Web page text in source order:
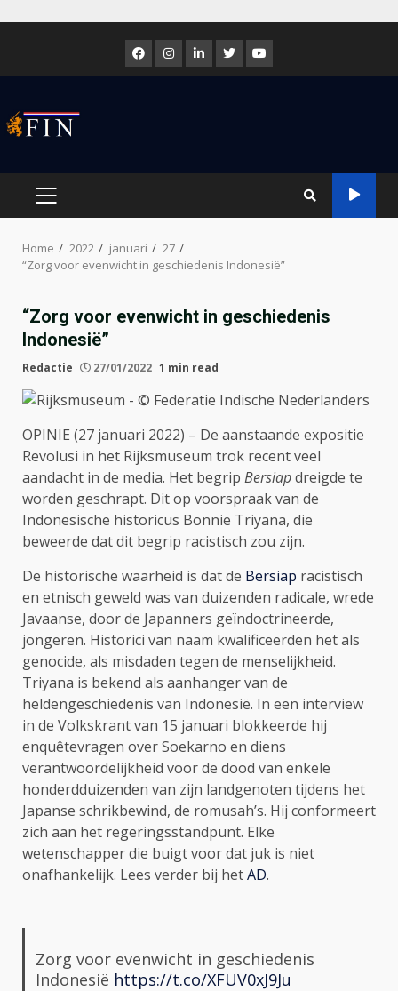
content
FacebookInstagram
LinkedInTwitterYoutube
PRIMARY
Home 2022 januari
27
“Zorg voor evenwicht in geschiedenis Indonesië”
“Zorg voor evenwicht in geschiedenis
Indonesië”
Redactie 27/01/2022 1 min read
OPINIE (27 januari 2022) – De aanstaande expositie
Revolusi in het Rijksmuseum trok recent veel
aandacht in de media. Het begrip Bersiapdreigde te
worden geschrapt. Dit op voorspraak van de
Indonesische historicus Bonnie Triyana, die
beweerde dat dit begrip racistisch zou zijn.
De historische waarheid is dat de Bersiap racistisch
en etnisch geweld was van duizenden radicale, wrede
Javaanse, door de Japanners geïndoctrineerde,
jongeren. Historici van naam kwalificeerden het als
genocide, als misdaden tegen de menselijkheid.
Triyana is bekend als aanhanger van de
heldengeschiedenis van Indonesië. In een interview
in de Volkskrant van 15 januari blokkeerde hij
enquêtevragen over Soekarno en diens
verantwoordelijkheid voor de dood van enkele
honderdduizenden van zijn landgenoten tijdens het
Japanse schrikbewind, de romusah’s. Hij conformeert
zich aan het regeringsstandpunt. Elke
wetenschapper die buigt voor dat juk is niet
onafhankelijk. Lees verder bij hetAD.
Zorg voor evenwicht in geschiedenis
Indonesië https://t.co/XFUV0xJ9Ju